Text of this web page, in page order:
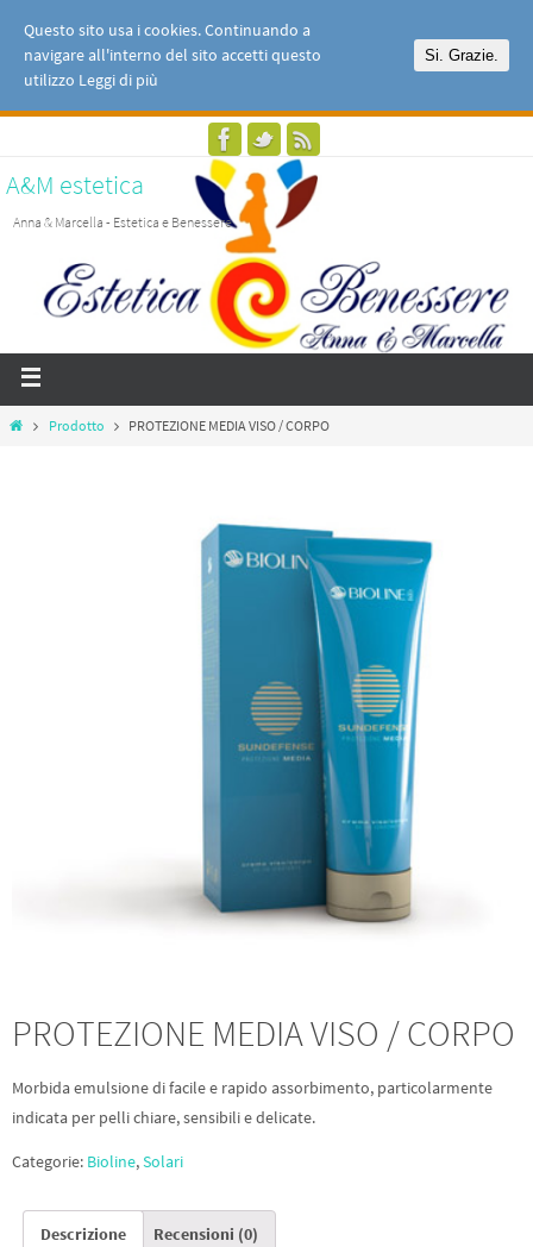
A&M estetica
Anna & Marcella - Estetica e Benessere
Prodotto PROTEZIONE MEDIA VISO / CORPO
PROTEZIONE MEDIA VISO / CORPO
Morbida emulsione di facile e rapido assorbimento, particolarmente
indicata per pelli chiare, sensibili e delicate.
Categorie: Bioline,Solari
Descrizione Recensioni (0)
Questo sito usa i cookies. Continuando a
navigare all'interno del sito accetti questo
utilizzo Leggi di più
Si. Grazie.